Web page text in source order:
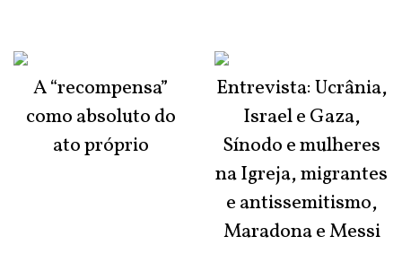
A “recompensa”
como absoluto do
ato próprio
Entrevista: Ucrânia,
Israel e Gaza,
Sínodo e mulheres
na Igreja, migrantes
e antissemitismo,
Maradona e Messi